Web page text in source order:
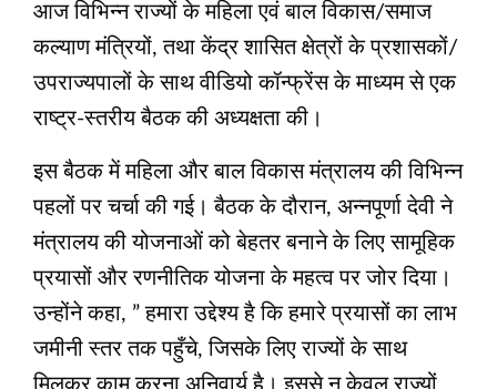
आज विभिन्न राज्यों के महिला एवं बाल विकास/समाज
कल्याण मंत्रियों, तथा केंद्र शासित क्षेत्रों के प्रशासकों/
उपराज्यपालों के साथ वीडियो कॉन्फ्रेंस के माध्यम से एक
राष्ट्र-स्तरीय बैठक की अध्यक्षता की।
इस बैठक में महिला और बाल विकास मंत्रालय की विभिन्न
पहलों पर चर्चा की गई। बैठक के दौरान, अन्नपूर्णा देवी ने
मंत्रालय की योजनाओं को बेहतर बनाने के लिए सामूहिक
प्रयासों और रणनीतिक योजना के महत्व पर जोर दिया।
उन्होंने कहा, ” हमारा उद्देश्य है कि हमारे प्रयासों का लाभ
जमीनी स्तर तक पहुँचे, जिसके लिए राज्यों के साथ